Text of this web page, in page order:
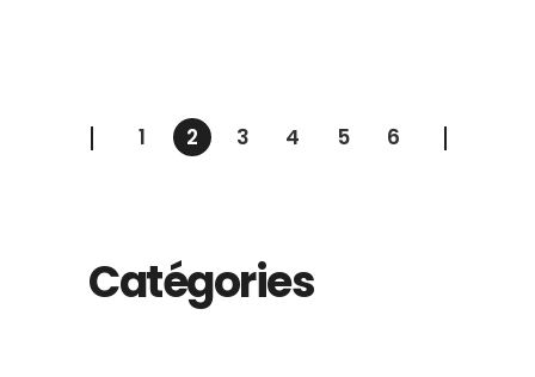
1 2 3 4 5 6
Catégories